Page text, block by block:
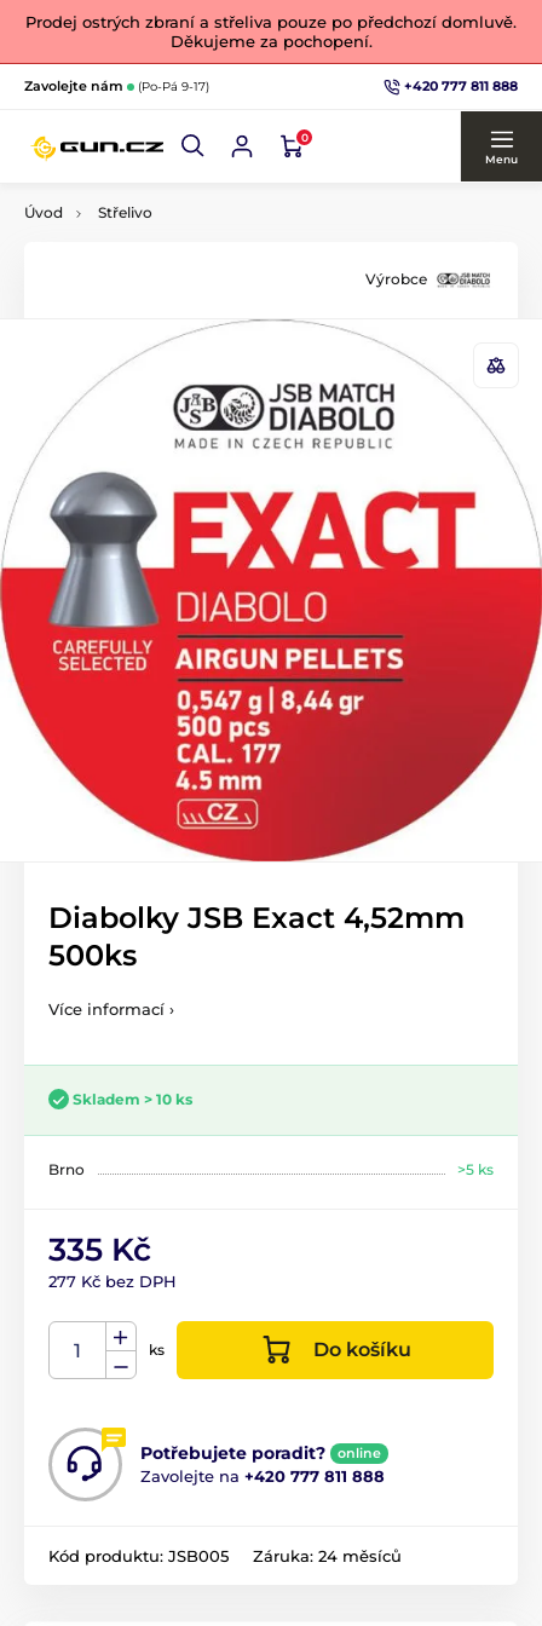
Prodej ostrých zbraní a střeliva pouze po předchozí domluvě.
Děkujeme za pochopení.
Zavolejte nám (Po-Pá 9-17) +420 777 811 888
0
Menu
Úvod Střelivo
Výrobce
Diabolky JSB Exact 4,52mm
500ks
Více informací ›
Skladem > 10 ks
Brno >5 ks
335 Kč
277 Kč bez DPH
ks Do košíku
Potřebujete poradit? online
Zavolejte na +420 777 811 888
Kód produktu: JSB005 Záruka: 24 měsíců